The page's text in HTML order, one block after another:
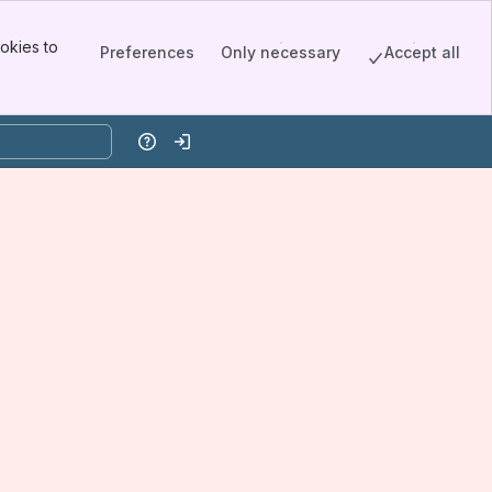
to
Preferences Only necessary Accept all
HelpLog in